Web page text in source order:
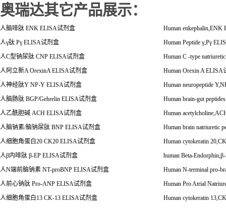
奥瑞达其它产品展示：
人脑啡肽 ENK ELISA试剂盒
Human enkephalin,ENK
人γ肽 Pγ ELISA试剂盒 Human Peptide γ,Pγ
人C型钠尿肽 CNP ELISA试剂盒
Human C -type
人阿立新A OrexinA ELISA试剂盒 Human Orexin A ELISA
人神经肽Y NP-Y ELISA试剂盒
Human neuropeptide
人脑肠肽 BGP/Gehrelin ELISA试剂盒
Human brain-gut
人乙酰胆碱 ACH ELISA试剂盒
Human
人脑钠素/脑钠尿肽 BNP ELISA试剂盒
Human brain natriuretic
人细胞角蛋白20 CK20 ELISA试剂盒
Human cytokeratin
人β内啡肽 β-EP ELISA试剂盒 human Beta-Endorphin,β
人N端前脑钠素 NT-proBNP ELISA试剂盒
Human N-terminal pro-
人前心钠肽 Pro-ANP ELISA试剂盒
Human Pro Atrial
人细胞角蛋白 13 CK-13 ELISA试剂盒
Human cytokeratin